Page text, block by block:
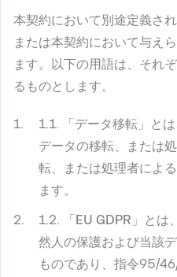
本契約において別途定義さ
または本契約において与え
ます。以下の用語は、それ
るものとします。
1.1. 「データ移転 」と
データの移転、または
転、または処理者によ
ます。
1.2. 「EU GDPR 」とは
然人の保護および当該
ものであり、指令95/